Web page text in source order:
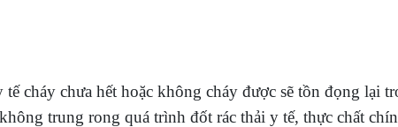
cháy chưa hết hoặc không cháy được sẽ tồn đọng lại
trung rong quá trình đốt rác thải y tế, thực chất